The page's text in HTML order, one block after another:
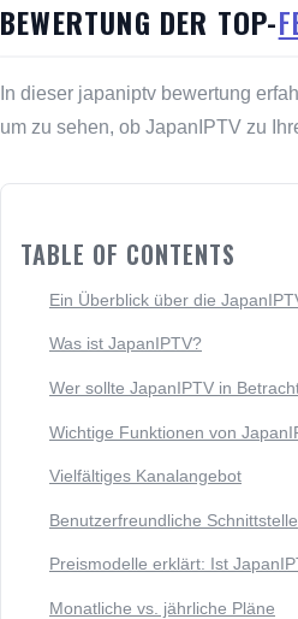
BEWERTUNG DER TOP-
In dieser japaniptv bewertung
um zu sehen, ob JapanIPTV zu
TABLE OF CONTENTS
Ein Überblick über die
Was ist JapanIPTV?
Wer sollte JapanIPTV in
Wichtige Funktionen von
Vielfältiges Kanalangebot
Benutzerfreundliche Schnittstelle
Preismodelle erklärt: Ist
Monatliche vs. jährliche Pläne